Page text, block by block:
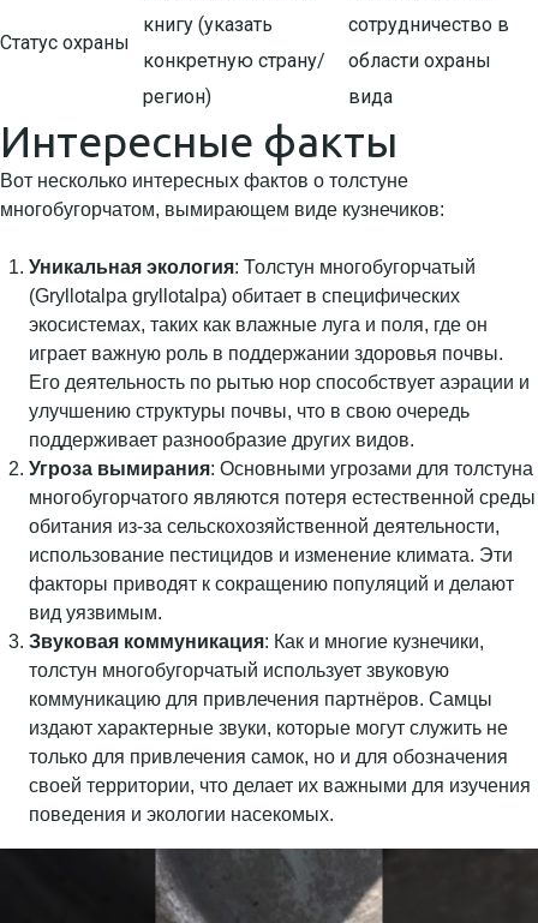
Статус охраны
книгу (указать
конкретную страну/
регион)
сотрудничество в
области охраны
вида
Интересные факты
Вот несколько интересных фактов о толстуне
многобугорчатом, вымирающем виде кузнечиков:
Уникальная экология: Толстун многобугорчатый
(Gryllotalpa gryllotalpa) обитает в специфических
экосистемах, таких как влажные луга и поля, где он
играет важную роль в поддержании здоровья почвы.
Его деятельность по рытью нор способствует аэрации и
улучшению структуры почвы, что в свою очередь
поддерживает разнообразие других видов.
Угроза вымирания: Основными угрозами для толстуна
многобугорчатого являются потеря естественной среды
обитания из-за сельскохозяйственной деятельности,
использование пестицидов и изменение климата. Эти
факторы приводят к сокращению популяций и делают
вид уязвимым.
Звуковая коммуникация: Как и многие кузнечики,
толстун многобугорчатый использует звуковую
коммуникацию для привлечения партнёров. Самцы
издают характерные звуки, которые могут служить не
только для привлечения самок, но и для обозначения
своей территории, что делает их важными для изучения
поведения и экологии насекомых.